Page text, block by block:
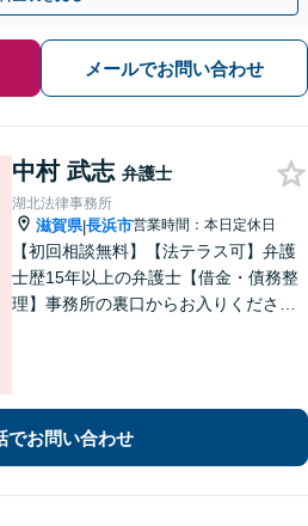
メールでお問い合わせ
中村 武志 弁護士
湖北法律事務所
滋賀県|長浜市営業時間：本日定休日
【初回相談無料】【法テラス可】弁護
士歴15年以上の弁護士【借金・債務整
理】事務所の裏口からお入りくださ
でお問い合わせ